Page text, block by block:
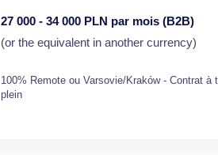
27 000 - 34 000 PLN par mois (B2B)
(or the equivalent in another currency)
100% Remote ou Varsovie/Kraków - Contrat à
plein